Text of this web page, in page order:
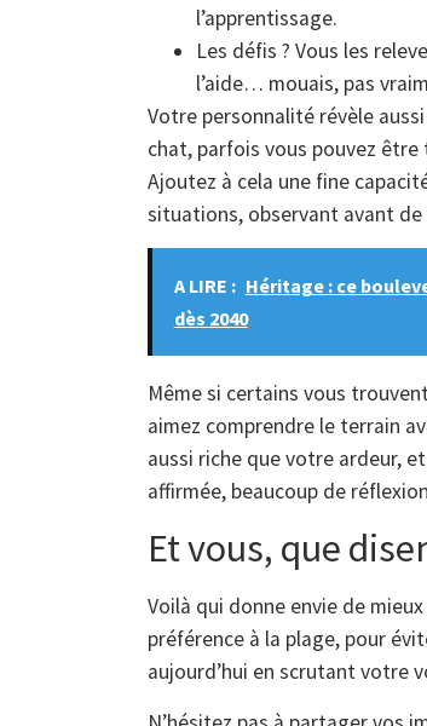
l’apprentissage.
Les défis ? Vous les
l’aide… mouais, pas
Votre personnalité révèle
chat, parfois vous pouvez
Ajoutez à cela une fine
situations, observant avant
A LIRE : Héritage : ce
dès 2040
Même si certains vous
aimez comprendre le terrain
aussi riche que votre ardeur,
affirmée, beaucoup de
Et vous, que
Voilà qui donne envie de
préférence à la plage, pour
aujourd’hui en scrutant votre